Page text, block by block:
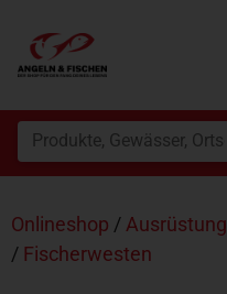
Onlineshop / Ausrüstung
/ Fischerwesten